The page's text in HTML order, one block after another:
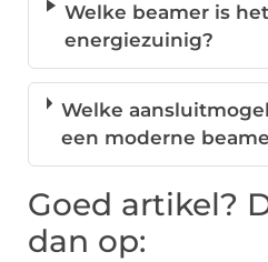
Welke beamer is
energiezuinig?
Welke
een moderne
Goed artikel?
dan op: